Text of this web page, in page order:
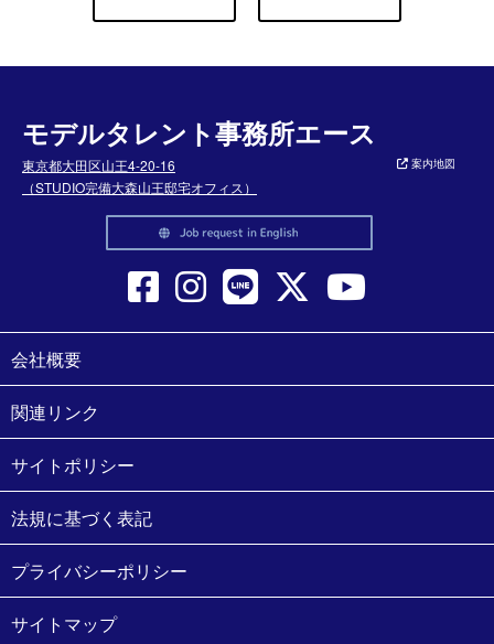
モデルタレント事務所エース
東京都大田区山王4-20-16
（STUDIO完備大森山王邸宅オフィス）
案内地図
会社概要
関連リンク
サイトポリシー
法規に基づく表記
プライバシーポリシー
サイトマップ